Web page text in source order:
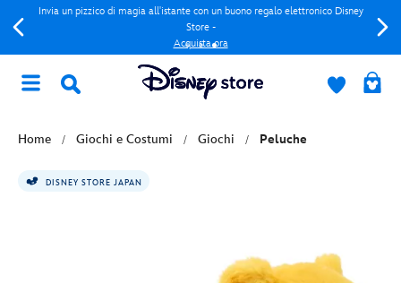
Invia un pizzico di magia all'istante con un buono regalo elettronico Disney
Store -
Acquista ora
Home Giochi e Costumi Giochi Peluche
DISNEY STORE JAPAN